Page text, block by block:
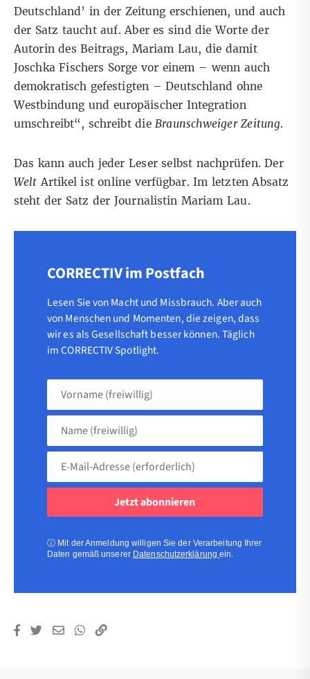
Deutschland’ in der Zeitung erschienen, und auch
der Satz taucht auf. Aber es sind die Worte der
Autorin des Beitrags, Mariam Lau, die damit
Joschka Fischers Sorge vor einem – wenn auch
demokratisch gefestigten – Deutschland ohne
Westbindung und europäischer Integration
umschreibt“, schreibt die Braunschweiger Zeitung.
Das kann auch jeder Leser selbst nachprüfen. Der
Welt Artikel ist online verfügbar. Im letzten Absatz
steht der Satz der Journalistin Mariam Lau.
CORRECTIV im Postfach
Lesen Sie von Macht und Missbrauch. Aber auch
von Menschen und Momenten, die zeigen, dass
wir es als Gesellschaft besser können. Täglich
im CORRECTIV Spotlight.
Vorname
(freiwillig)
Name
(freiwillig)
Mail-
Adresse
ⓘ Mit der Anmeldung willigen Sie der Verarbeitung Ihrer
Daten gemäß unserer Datenschutzerklärungein.